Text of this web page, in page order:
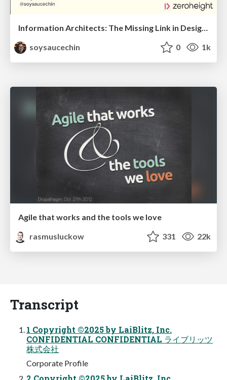
Information Architects: The Missing Link in Design Systems
soysaucechin
0 1k
Agile that works and the tools we love
rasmusluckow
331 22k
Transcript
1 Copyright ©2025 by LaiBlitz, Inc.
CONFIDENTIAL CONFIDENTIAL ライブリッツ
株式会社
Corporate Profile